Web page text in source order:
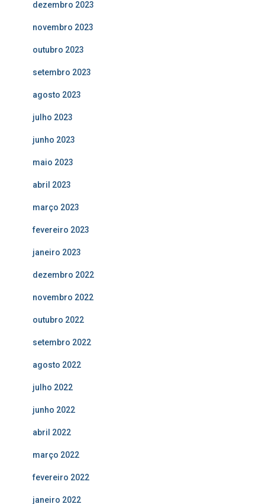
dezembro 2023
novembro 2023
outubro 2023
setembro 2023
agosto 2023
julho 2023
junho 2023
maio 2023
abril 2023
março 2023
fevereiro 2023
janeiro 2023
dezembro 2022
novembro 2022
outubro 2022
setembro 2022
agosto 2022
julho 2022
junho 2022
abril 2022
março 2022
fevereiro 2022
janeiro 2022